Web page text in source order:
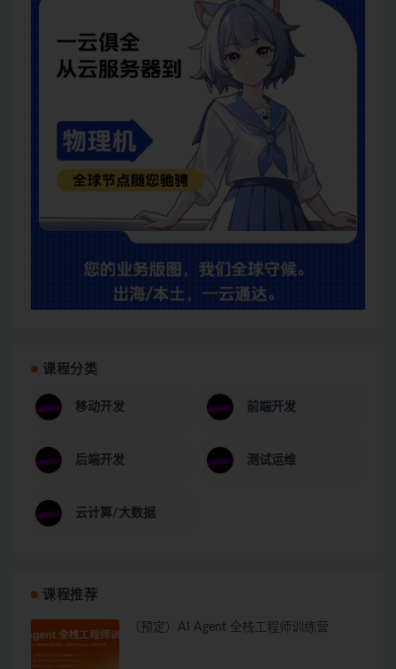
课程分类
移动开发 前端开发
后端开发 测试运维
云计算/大数据
课程推荐
（预定）AI Agent 全栈工程师训练营